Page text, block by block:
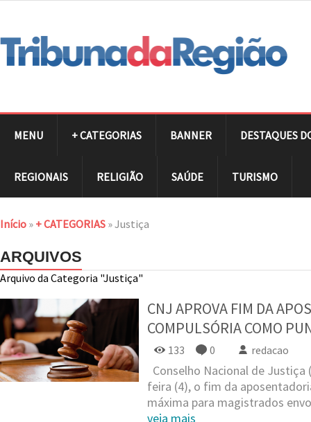
MENU + CATEGORIAS BANNER DESTAQUES
REGIONAIS RELIGIÃO SAÚDE TURISMO
Início » + CATEGORIAS »Justiça
ARQUIVOS
Arquivo da Categoria "Justiça"
CNJ APROVA FIM DA
COMPULSÓRIA COMO
133 0 redacao
Conselho Nacional de
feira (4), o fim da
máxima para magistrados
veja mais